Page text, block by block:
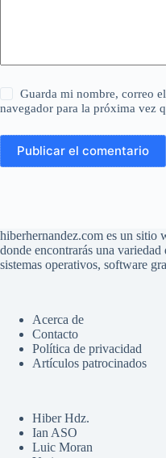
Guarda mi nombre, correo
navegador para la próxima vez
Publicar el comentario
hiberhernandez.com es un sitio
donde encontrarás una
sistemas operativos, software
Acerca de
Contacto
Política de privacidad
Artículos patrocinados
Hiber Hdz.
Ian ASO
Luic Moran